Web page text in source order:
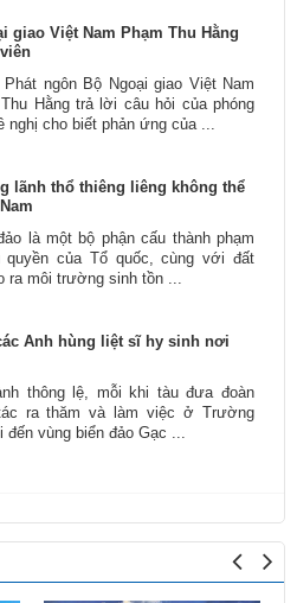
giao Việt Nam Phạm Thu Hằng
ngôn Bộ Ngoại giao Việt Nam
Hằng trả lời câu hỏi của phóng
nghị cho biết phản ứng của ...
lãnh thổ thiêng liêng không thể
là một bộ phận cấu thành phạm
quyền của Tổ quốc, cùng với đất
ra môi trường sinh tồn ...
Anh hùng liệt sĩ hy sinh nơi
thông lệ, mỗi khi tàu đưa đoàn
ra thăm và làm việc ở Trường
đến vùng biển đảo Gạc ...